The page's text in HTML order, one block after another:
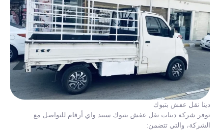
دينا نقل عفش بتبوك
توفر شركة دينات نقل عفش بتبوك سبيد واي أرقام للتواصل مع
الشركة، والتي تتضمن: